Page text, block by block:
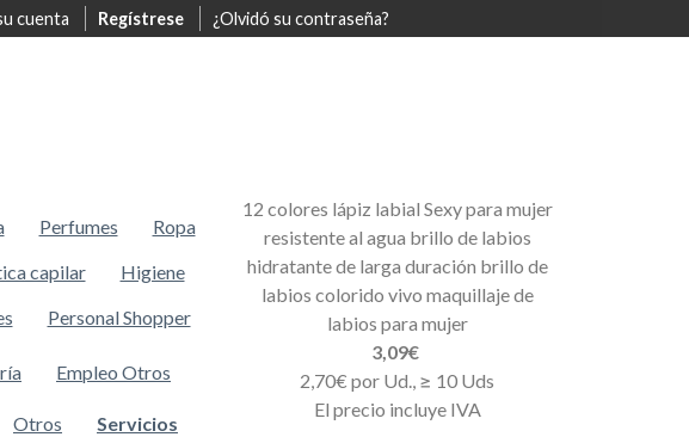
cuenta Regístrese ¿Olvidó su contraseña?
Perfumes
Ropa
capilar
Higiene
Personal Shopper
Empleo Otros
Otros
Servicios
12 colores lápiz labial Sexy para mujer
resistente al agua brillo de labios
hidratante de larga duración brillo de
labios colorido vivo maquillaje de
labios para mujer
3,09€
2,70€ por Ud., ≥ 10 Uds
El precio incluye IVA